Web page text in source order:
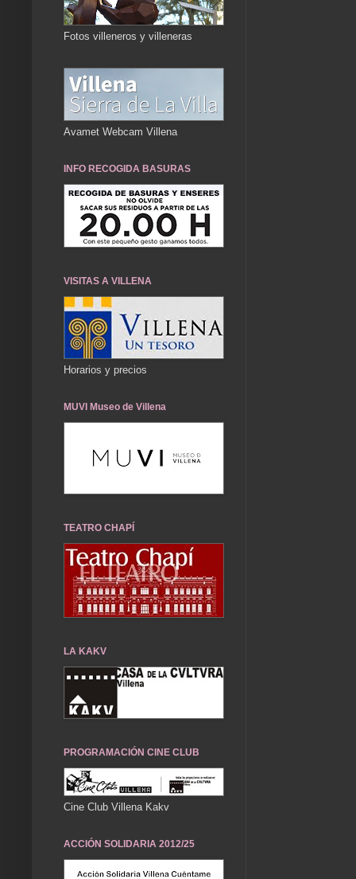
Fotos villeneros y villeneras
Avamet Webcam Villena
INFO RECOGIDA BASURAS
VISITAS A VILLENA
Horarios y precios
MUVI Museo de Villena
TEATRO CHAPÍ
LA KAKV
PROGRAMACIÓN CINE CLUB
Cine Club Villena Kakv
ACCIÓN SOLIDARIA 2012/25